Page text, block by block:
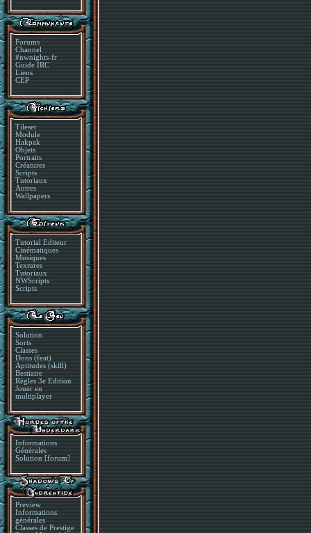
Forums
Channel
#nwnights-fr
Guide IRC
Liens
CEP
Tileset
Module
Hakpak
Objets
Portraits
Créatures
Scripts
Tutoriaux
Autres
Wallpapers
Tutorial Editeur
Cinématiques
Musiques
Textures
Tutoriaux
NWScripts
Scripts
Solution
Sorts
Classes
Dons (feat)
Aptitudes (skill)
Bestiaire
Règles 3e Edition
Jouer en
multiplayer
Informations
Générales
Solution [forum]
Preview
Informations
générales
Classes de Prestige